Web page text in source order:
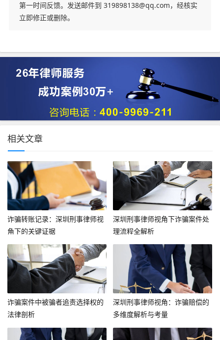
第一时间反馈。发送邮件到 319898138@qq.com，经核实
立即修正或删除。
相关文章
诈骗转账记录：深圳刑事律师视
角下的关键证据
深圳刑事律师视角下诈骗案件处
理流程全解析
诈骗案件中被骗者追责选择权的
法律剖析
深圳刑事律师视角：诈骗赔偿的
多维度解析与考量